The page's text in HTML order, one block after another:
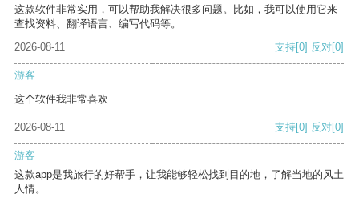
这款软件非常实用，可以帮助我解决很多问题。比如，我可以使用它来
查找资料、翻译语言、编写代码等。
2026-08-11
支持[0] 反对[0]
游客
这个软件我非常喜欢
2026-08-11 支持[0] 反对[0]
游客
这款app是我旅行的好帮手，让我能够轻松找到目的地，了解当地的风土
人情。